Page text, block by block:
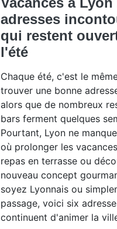
adresses
qui restent
l'été
Chaque été, c'est le
trouver une bonne
alors que de nombreux
bars ferment quelques
Pourtant, Lyon ne
où prolonger les
repas en terrasse ou
nouveau concept
soyez Lyonnais ou
passage, voici six
continuent d'animer la